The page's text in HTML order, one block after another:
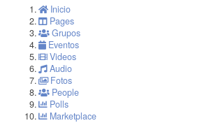
Inicio
Pages
Grupos
Eventos
Videos
Audio
Fotos
People
Polls
Marketplace